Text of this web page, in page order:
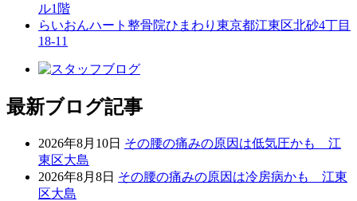
ル1階
らいおんハート整骨院ひまわり 東京都江東区北砂4丁目
18-11
最新ブログ記事
2026年8月10日 その腰の痛みの原因は低気圧かも 江
東区大島
2026年8月8日 その腰の痛みの原因は冷房病かも 江東
区大島